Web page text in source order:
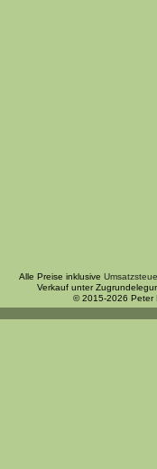
Alle Preise inklusive
Verkauf unter
© 2015-2026 Peter